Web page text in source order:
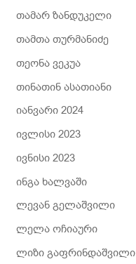
თამარ ზანდუკელი
თამთა თურმანიძე
თეონა ვეკუა
თინათინ ასათიანი
იანვარი 2024
ივლისი 2023
ივნისი 2023
ინგა ხალვაში
ლევან გელაშვილი
ლელა ოჩიაური
ლიზი გაფრინდაშვილი